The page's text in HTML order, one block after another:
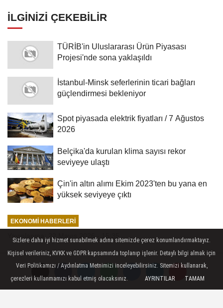
İLGINIZI ÇEKEBILIR
TÜRİB'in Uluslararası Ürün Piyasası
Projesi'nde sona yaklaşıldı
İstanbul-Minsk seferlerinin ticari bağları
güçlendirmesi bekleniyor
Spot piyasada elektrik fiyatları / 7 Ağustos
2026
Belçika'da kurulan klima sayısı rekor
seviyeye ulaştı
Çin'in altın alımı Ekim 2023'ten bu yana en
yüksek seviyeye çıktı
EKONOMI HABERLERI
Yayınlanma: 22 Mayıs 2026 - 15:35
İstanbul Finans Merkezi'nde Tek
Durak Ofis hizmete açıldı
Sizlere daha iyi hizmet sunabilmek adına sitemizde çerez konumlandırmaktayız.
Kişisel verileriniz, KVKK ve GDPR kapsamında toplanıp işlenir. Detaylı bilgi almak için
Veri Politikamızı / Aydınlatma Metnimizi inceleyebilirsiniz. Sitemizi kullanarak,
çerezleri kullanmamızı kabul etmiş olacaksınız.
AYRINTILAR TAMAM